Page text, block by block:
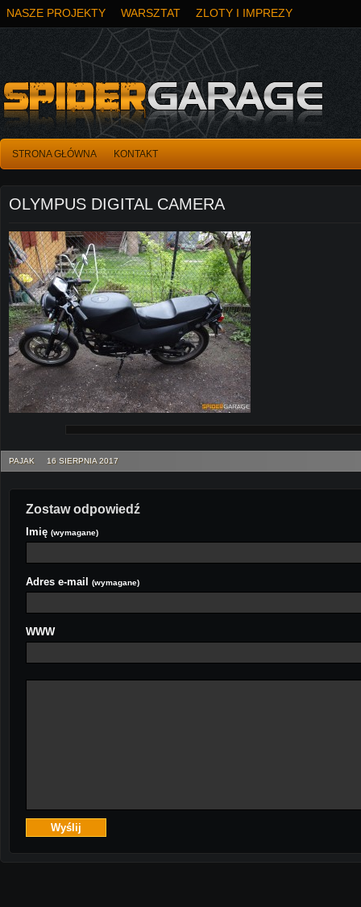
NASZE PROJEKTY WARSZTAT ZLOTY I IMPREZY
STRONA GŁÓWNA KONTAKT
OLYMPUS DIGITAL CAMERA
PAJAK 16 SIERPNIA 2017
Zostaw odpowiedź
Imię (wymagane)
Adres e-mail (wymagane)
WWW